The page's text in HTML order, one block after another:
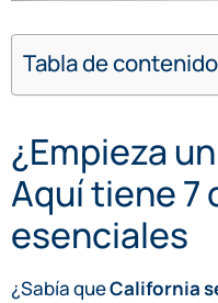
Tabla de contenido
¿Empieza
Aquí tiene 7
esenciales
¿Sabía queCalifornia